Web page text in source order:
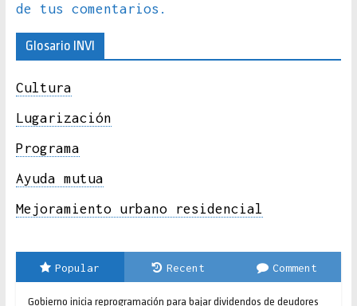
de tus comentarios.
Glosario INVI
Cultura
Lugarización
Programa
Ayuda mutua
Mejoramiento urbano residencial
Popular Recent Comment
Gobierno inicia reprogramación para bajar dividendos de deudores